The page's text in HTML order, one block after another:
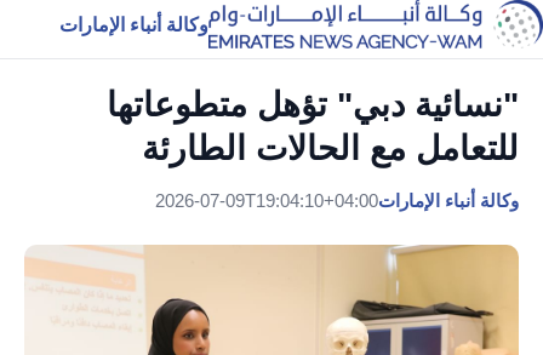
وكالة أنباء الإمارات
"نسائية دبي" تؤهل متطوعاتها
للتعامل مع الحالات الطارئة
وكالة أنباء الإمارات2026-07-09T19:04:10+04:00